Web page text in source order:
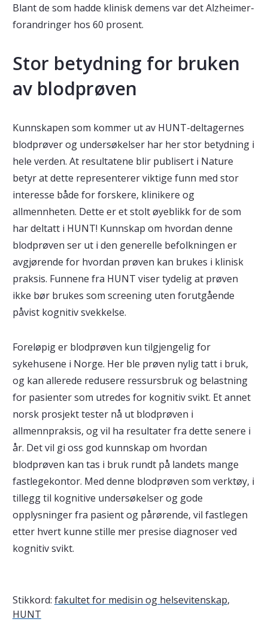
Blant de som hadde klinisk demens var det Alzheimer-
forandringer hos 60 prosent.
Stor betydning for bruken
av blodprøven
Kunnskapen som kommer ut av HUNT-deltagernes
blodprøver og undersøkelser har her stor betydning i
hele verden. At resultatene blir publisert i Nature
betyr at dette representerer viktige funn med stor
interesse både for forskere, klinikere og
allmennheten. Dette er et stolt øyeblikk for de som
har deltatt i HUNT! Kunnskap om hvordan denne
blodprøven ser ut i den generelle befolkningen er
avgjørende for hvordan prøven kan brukes i klinisk
praksis. Funnene fra HUNT viser tydelig at prøven
ikke bør brukes som screening uten forutgående
påvist kognitiv svekkelse.
Foreløpig er blodprøven kun tilgjengelig for
sykehusene i Norge. Her ble prøven nylig tatt i bruk,
og kan allerede redusere ressursbruk og belastning
for pasienter som utredes for kognitiv svikt. Et annet
norsk prosjekt tester nå ut blodprøven i
allmennpraksis, og vil ha resultater fra dette senere i
år. Det vil gi oss god kunnskap om hvordan
blodprøven kan tas i bruk rundt på landets mange
fastlegekontor. Med denne blodprøven som verktøy, i
tillegg til kognitive undersøkelser og gode
opplysninger fra pasient og pårørende, vil fastlegen
etter hvert kunne stille mer presise diagnoser ved
kognitiv svikt.
Stikkord: fakultet for medisin og helsevitenskap,
HUNT